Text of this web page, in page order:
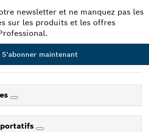
newsletter et ne manquez pas les
sur les produits et les offres
S'abonner maintenant